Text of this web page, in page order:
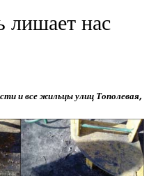
лишает нас
и все жильцы улиц Тополевая,